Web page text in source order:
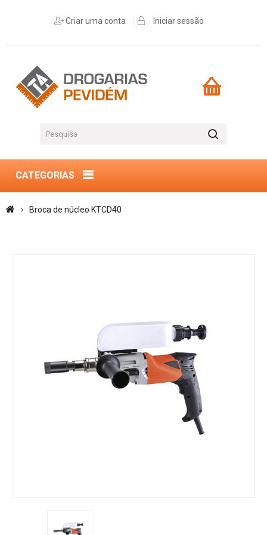
Criar uma conta Iniciar sessão
CATEGORIAS
Broca de núcleo KTCD40